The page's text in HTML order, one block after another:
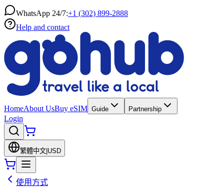
WhatsApp 24/7:+1 (302) 899-2888
Help and contact
HomeAbout UsBuy eSIM Guide Partnership
Login
繁體中文 USD
使用方式